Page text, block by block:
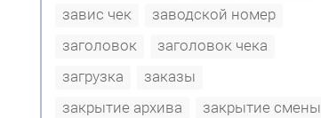
завис чек
заводской номер
заголовок
заголовок чека
загрузка
заказы
закрытие архива
закрытие смены